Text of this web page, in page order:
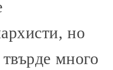
но
много